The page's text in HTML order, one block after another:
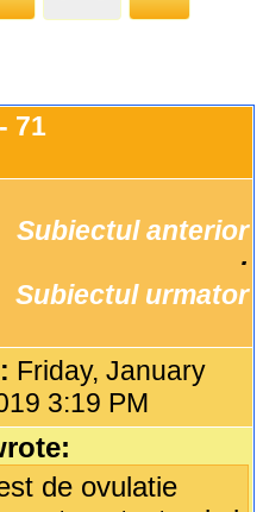
71
Subiectul anterior
Subiectul urmator
Friday, January
3:19 PM
de ovulatie